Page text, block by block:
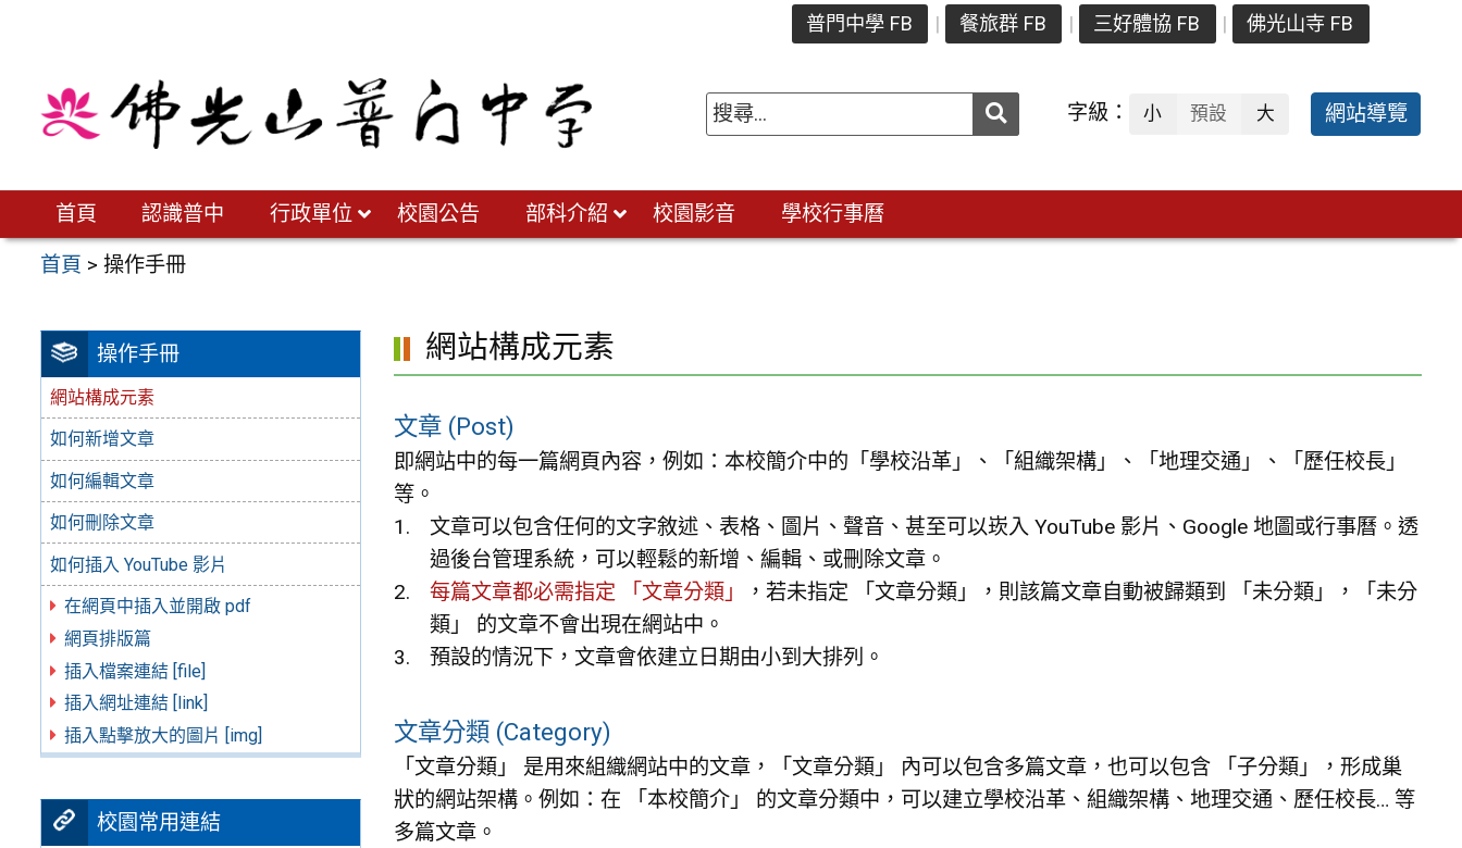
普門中學 FB 餐旅群 FB 三好體協 FB 佛光山寺 FB
送出 字級： 小 預設 大 網站導覽
首頁 認識普中 行政單位 校園公告 部科介紹 校園影音 學校行事曆
首頁 >操作手冊
操作手冊
網站構成元素
如何新增文章
如何編輯文章
如何刪除文章
如何插入 YouTube 影片
在網頁中插入並開啟 pdf
網頁排版篇
插入檔案連結 [file]
插入網址連結 [link]
插入點擊放大的圖片 [img]
校園常用連結
網站構成元素
文章 (Post)
即網站中的每一篇網頁內容，例如：本校簡介中的「學校沿革」、「組織架構」、「地理交通」、「歷任校長」
等。
文章可以包含任何的文字敘述、表格、圖片、聲音、甚至可以崁入 YouTube 影片、Google 地圖或行事曆。透
過後台管理系統，可以輕鬆的新增、編輯、或刪除文章。
每篇文章都必需指定 「文章分類」
，若未指定 「文章分類」，則該篇文章自動被歸類到 「未分類」，「未分
類」 的文章不會出現在網站中。
預設的情況下，文章會依建立日期由小到大排列。
文章分類 (Category)
「文章分類」 是用來組織網站中的文章，「文章分類」 內可以包含多篇文章，也可以包含 「子分類」，形成巢
狀的網站架構。例如：在 「本校簡介」 的文章分類中，可以建立學校沿革、組織架構、地理交通、歷任校長… 等
多篇文章。